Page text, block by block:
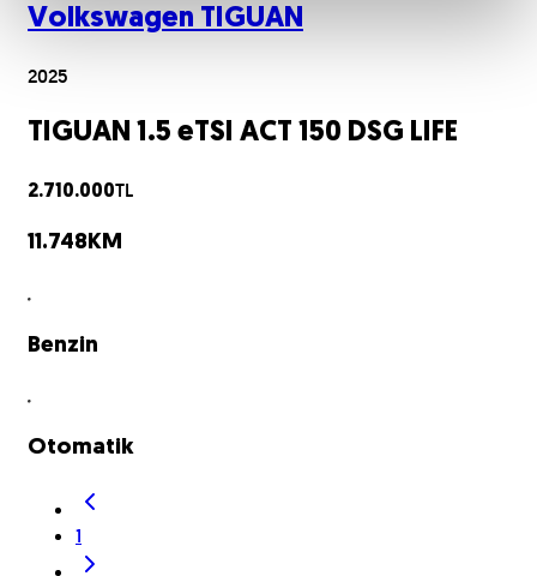
Volkswagen TIGUAN
2025
TIGUAN 1.5 eTSI ACT 150 DSG LIFE
2.710.000TL
11.748KM
Benzin
Otomatik
1